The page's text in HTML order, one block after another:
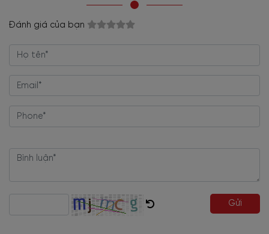
iường gỗ có hộc kéo
dángđẹp, hiện đại đến từng
chi tiết
Giường gỗ có hộc kéo màu kem
tấm gỗ lớn rất chắc chắn. Tạo hình vuông cứng cáp, cân đối giữa các góc
không gian phòng trở nên mới lạ, trẻ trung, đậm chất cá tính
Không chỉ mang đến những giấc ngủ ngon mà còn giúp bạn có
Giường kiểu chân bệt, vai và đuôi sát đất giúp tăng khả năng chịu lực.
Kết hợp đầu nệm êm ái và hộc kéo giúp tăng tiện ích sử dụng. Thiết kế
Đánh giá của bạn
Gửi